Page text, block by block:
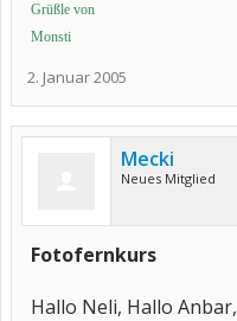
Grüßle von
Monsti
2. Januar 2005
Mecki
Neues Mitglied
Fotofernkurs
Hallo Neli, Hallo Anbar,